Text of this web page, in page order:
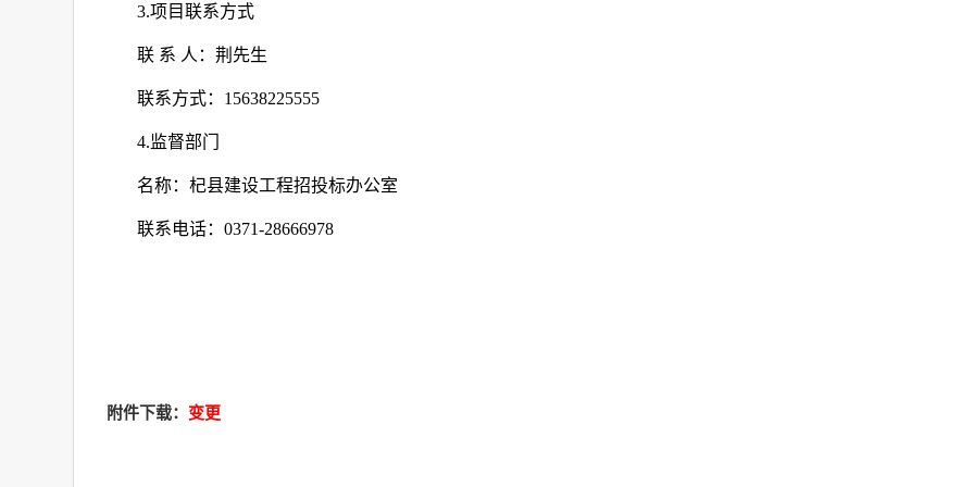
3.项目联系方式
联 系 人：荆先生
联系方式： 15638225555
4.监督部门
名称：杞县建设工程招投标办公室
联系电话： 0371-28666978
附件下载： 变更